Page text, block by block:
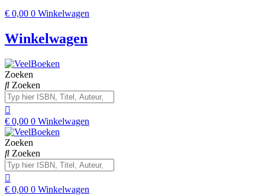
€ 0,00 0 Winkelwagen
Winkelwagen
Zoeken
Zoeken
€ 0,00 0 Winkelwagen
Zoeken
Zoeken
€ 0,00 0 Winkelwagen